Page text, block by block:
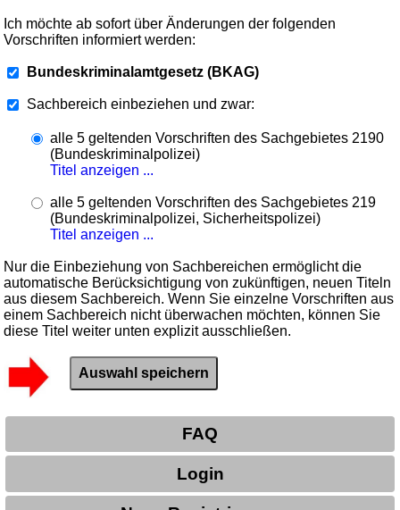
Ich möchte ab sofort über Änderungen der folgenden
Vorschriften informiert werden:
Bundeskriminalamtgesetz (BKAG)
Sachbereich einbeziehen und zwar:
alle 5 geltenden Vorschriften des Sachgebietes 2190
(Bundeskriminalpolizei)
Titel anzeigen ...
alle 5 geltenden Vorschriften des Sachgebietes 219
(Bundeskriminalpolizei, Sicherheitspolizei)
Titel anzeigen ...
Nur die Einbeziehung von Sachbereichen ermöglicht die
automatische Berücksichtigung von zukünftigen, neuen Titeln
aus diesem Sachbereich. Wenn Sie einzelne Vorschriften aus
einem Sachbereich nicht überwachen möchten, können Sie
diese Titel weiter unten explizit ausschließen.
FAQ
Login